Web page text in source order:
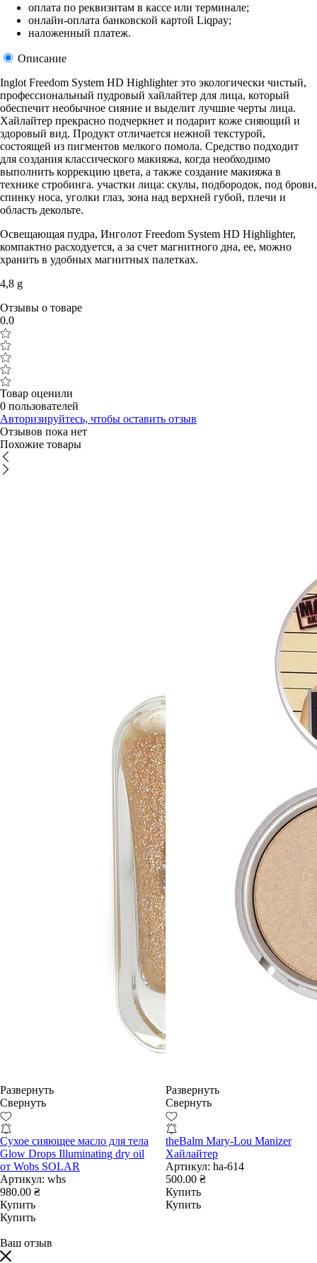
оплата по реквизитам в кассе или терминале;
онлайн-оплата банковской картой Liqpay;
наложенный платеж.
Описание
Inglot Freedom System HD Highlighter это экологически чистый,
профессиональный пудровый хайлайтер для лица, который
обеспечит необычное сияние и выделит лучшие черты лица.
Хайлайтер прекрасно подчеркнет и подарит коже сияющий и
здоровый вид. Продукт отличается нежной текстурой,
состоящей из пигментов мелкого помола. Средство подходит
для создания классического макияжа, когда необходимо
выполнить коррекцию цвета, а также создание макияжа в
технике стробинга. участки лица: скулы, подбородок, под брови,
спинку носа, уголки глаз, зона над верхней губой, плечи и
область декольте.
Освещающая пудра, Инголот Freedom System HD Highlighter,
компактно расходуется, а за счет магнитного дна, ее, можно
хранить в удобных магнитных палетках.
4,8 g
Отзывы о товаре
0.0
Товар оценили
0 пользователей
Авторизируйтесь, чтобы оставить отзыв
Отзывов пока нет
Похожие товары
Развернуть
Свернуть
Сухое сияющее масло для тела
Glow Drops Illuminating dry oil
от Wobs SOLAR
Артикул: whs
980.00 ₴
Купить
Купить
Развернуть
Свернуть
theBalm Mary-Lou Manizer
Хайлайтер
Артикул: ha-614
500.00 ₴
Купить
Купить
Ваш отзыв